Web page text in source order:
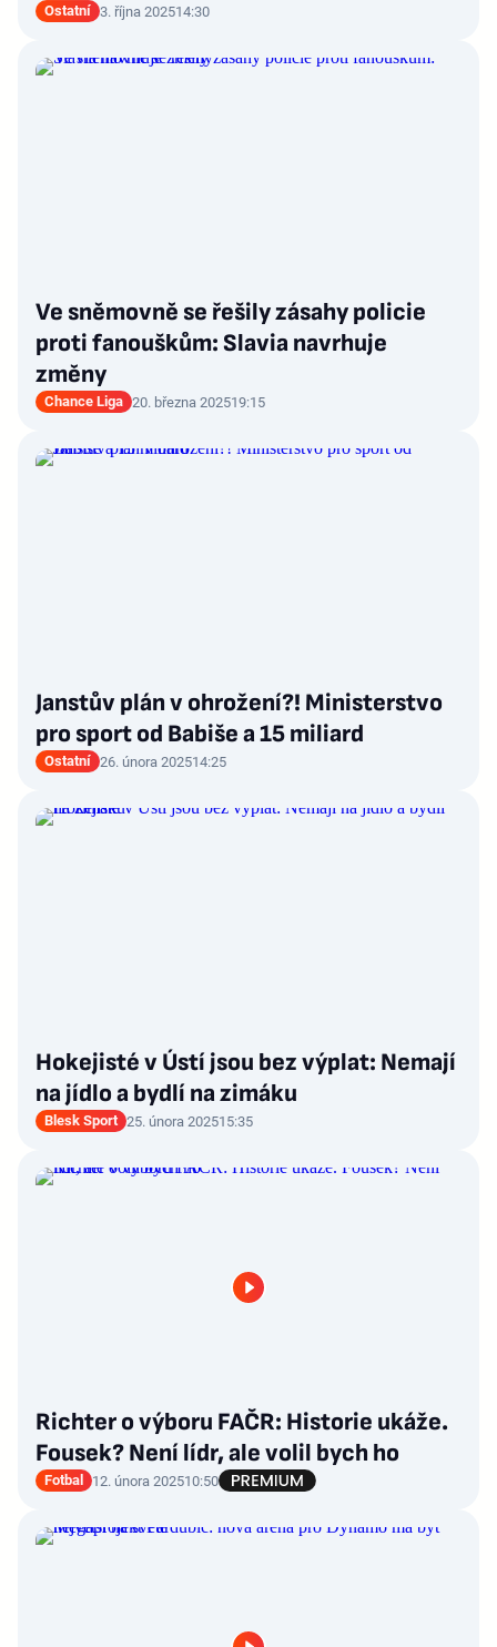
Ostatní 3. října 202514:30
Ve sněmovně se řešily zásahy policie
proti fanouškům: Slavia navrhuje
změny
Chance Liga 20. března 202519:15
Janstův plán v ohrožení?! Ministerstvo
pro sport od Babiše a 15 miliard
Ostatní 26. února 202514:25
Hokejisté v Ústí jsou bez výplat: Nemají
na jídlo a bydlí na zimáku
Blesk Sport 25. února 202515:35
Richter o výboru FAČR: Historie ukáže.
Fousek? Není lídr, ale volil bych ho
Fotbal 12. února 202510:50